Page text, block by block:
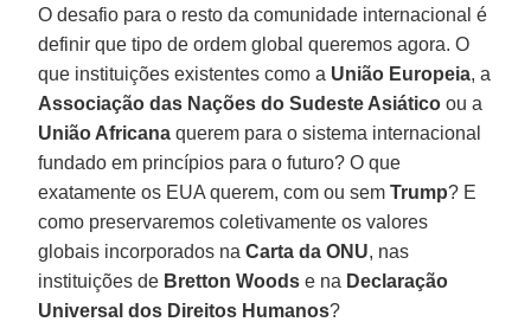
O desafio para o resto da comunidade internacional é
definir que tipo de ordem global queremos agora. O
que instituições existentes como a União Europeia, a
Associação das Nações do Sudeste Asiático ou a
União Africana querem para o sistema internacional
fundado em princípios para o futuro? O que
exatamente os EUA querem, com ou semTrump? E
como preservaremos coletivamente os valores
globais incorporados naCarta da ONU, nas
instituições de Bretton Woods e na Declaração
Universal dos Direitos Humanos?